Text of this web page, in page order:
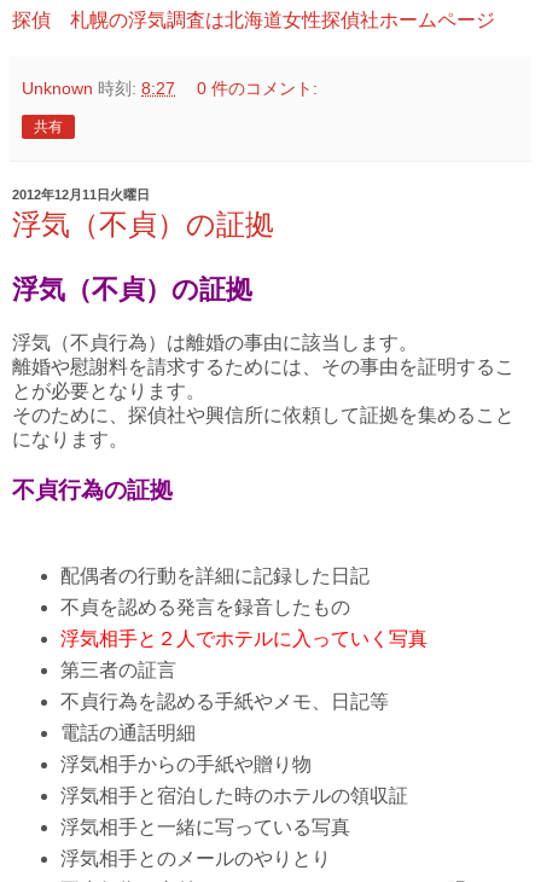
探偵 札幌の浮気調査は北海道女性探偵社ホームページ
Unknown 時刻: 8:27 0 件のコメント:
共有
2012年12月11日火曜日
浮気（不貞）の証拠
浮気（不貞）の証拠
浮気（不貞行為）は離婚の事由に該当します。
離婚や慰謝料を請求するためには、その事由を証明するこ
とが必要となります。
そのために、探偵社や興信所に依頼して証拠を集めること
になります。
不貞行為の証拠
配偶者の行動を詳細に記録した日記
不貞を認める発言を録音したもの
浮気相手と２人でホテルに入っていく写真
第三者の証言
不貞行為を認める手紙やメモ、日記等
電話の通話明細
浮気相手からの手紙や贈り物
浮気相手と宿泊した時のホテルの領収証
浮気相手と一緒に写っている写真
浮気相手とのメールのやりとり